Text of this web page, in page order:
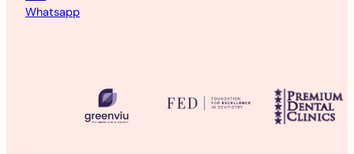
Whatsapp